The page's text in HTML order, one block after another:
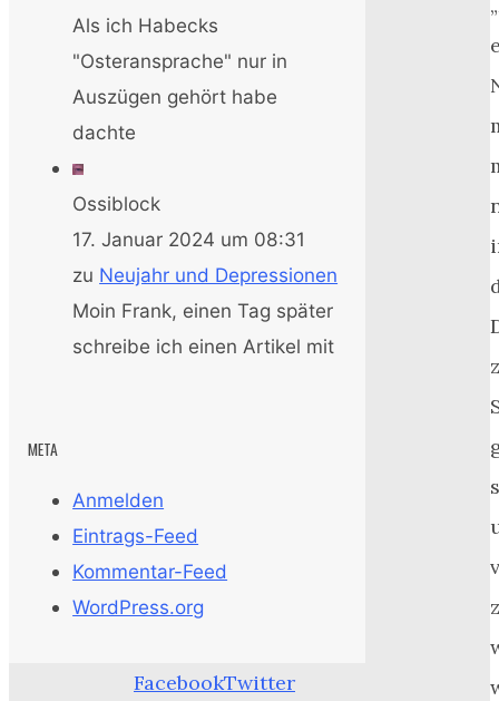
Als ich Habecks
"Osteransprache" nur in
Auszügen gehört habe
dachte
Ossiblock
17. Januar 2024 um 08:31
zu Neujahr und Depressionen
Moin Frank, einen Tag später
schreibe ich einen Artikel mit
META
Anmelden
Eintrags-Feed
Kommentar-Feed
WordPress.org
FacebookTwitter